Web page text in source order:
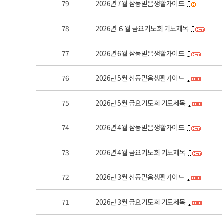
79 2026년 7월 삼동믿음생활가이드
78 2026년 ６월 금요기도회 기도제목
77 2026년 6월 삼동믿음생활가이드
76 2026년 5월 삼동믿음생활가이드
75 2026년 5월 금요기도회 기도제목
74 2026년 4월 삼동믿음생활가이드
73 2026년 4월 금요기도회 기도제목
72 2026년 3월 삼동믿음생활가이드
71 2026년 3월 금요기도회 기도제목